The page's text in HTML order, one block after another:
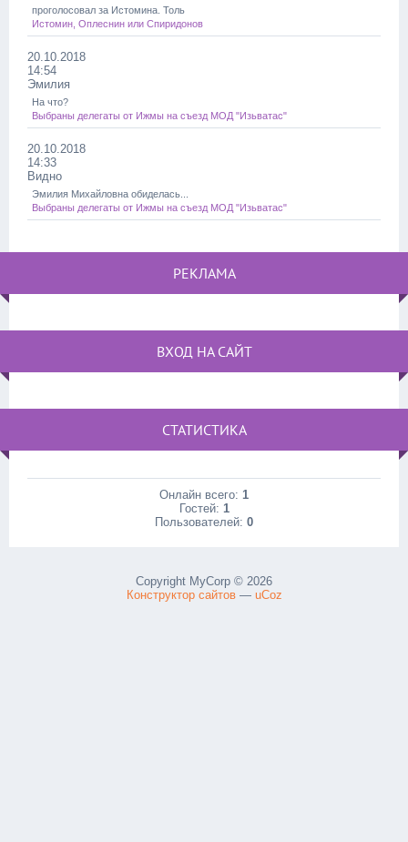
проголосовал за Истомина. Толь
Истомин, Оплеснин или Спиридонов
20.10.2018
14:54
Эмилия
На что?
Выбраны делегаты от Ижмы на съезд МОД "Изьватас"
20.10.2018
14:33
Видно
Эмилия Михайловна обиделась...
Выбраны делегаты от Ижмы на съезд МОД "Изьватас"
РЕКЛАМА
ВХОД НА САЙТ
СТАТИСТИКА
Онлайн всего: 1
Гостей: 1
Пользователей: 0
Copyright MyCorp © 2026
Конструктор сайтов— uCoz